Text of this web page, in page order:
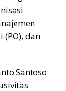
(PO), dan
Santoso